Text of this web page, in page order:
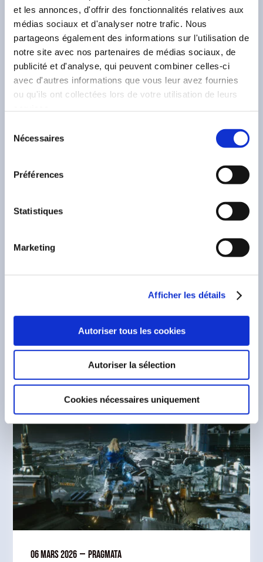
et les annonces, d'offrir des fonctionnalités relatives aux
médias sociaux et d'analyser notre trafic. Nous
partageons également des informations sur l'utilisation de
notre site avec nos partenaires de médias sociaux, de
publicité et d'analyse, qui peuvent combiner celles-ci
avec d'autres informations que vous leur avez fournies
ou qu'ils ont collectées lors de votre utilisation de leurs
Nécessaires
Préférences
Statistiques
Marketing
Afficher les détails
Autoriser tous les cookies
Autoriser la sélection
Cookies nécessaires uniquement
APRES UN LOOONG VOYAGE, PRAGMATA
ARRIVE SUR TERRE ET SUR PLAYSTATION
5, NINTENDO SWITCH 2, XBOX SERIES
X|S ET PC !
Il aura fallu être patients mais nous
sommes heureux d’annoncer aujourd’hui la
par la critique de PRAGMATA. Après des
années d’attente, ce jeu d’action-
LIRE LA SUITE
06 mars 2026 — Pragmata